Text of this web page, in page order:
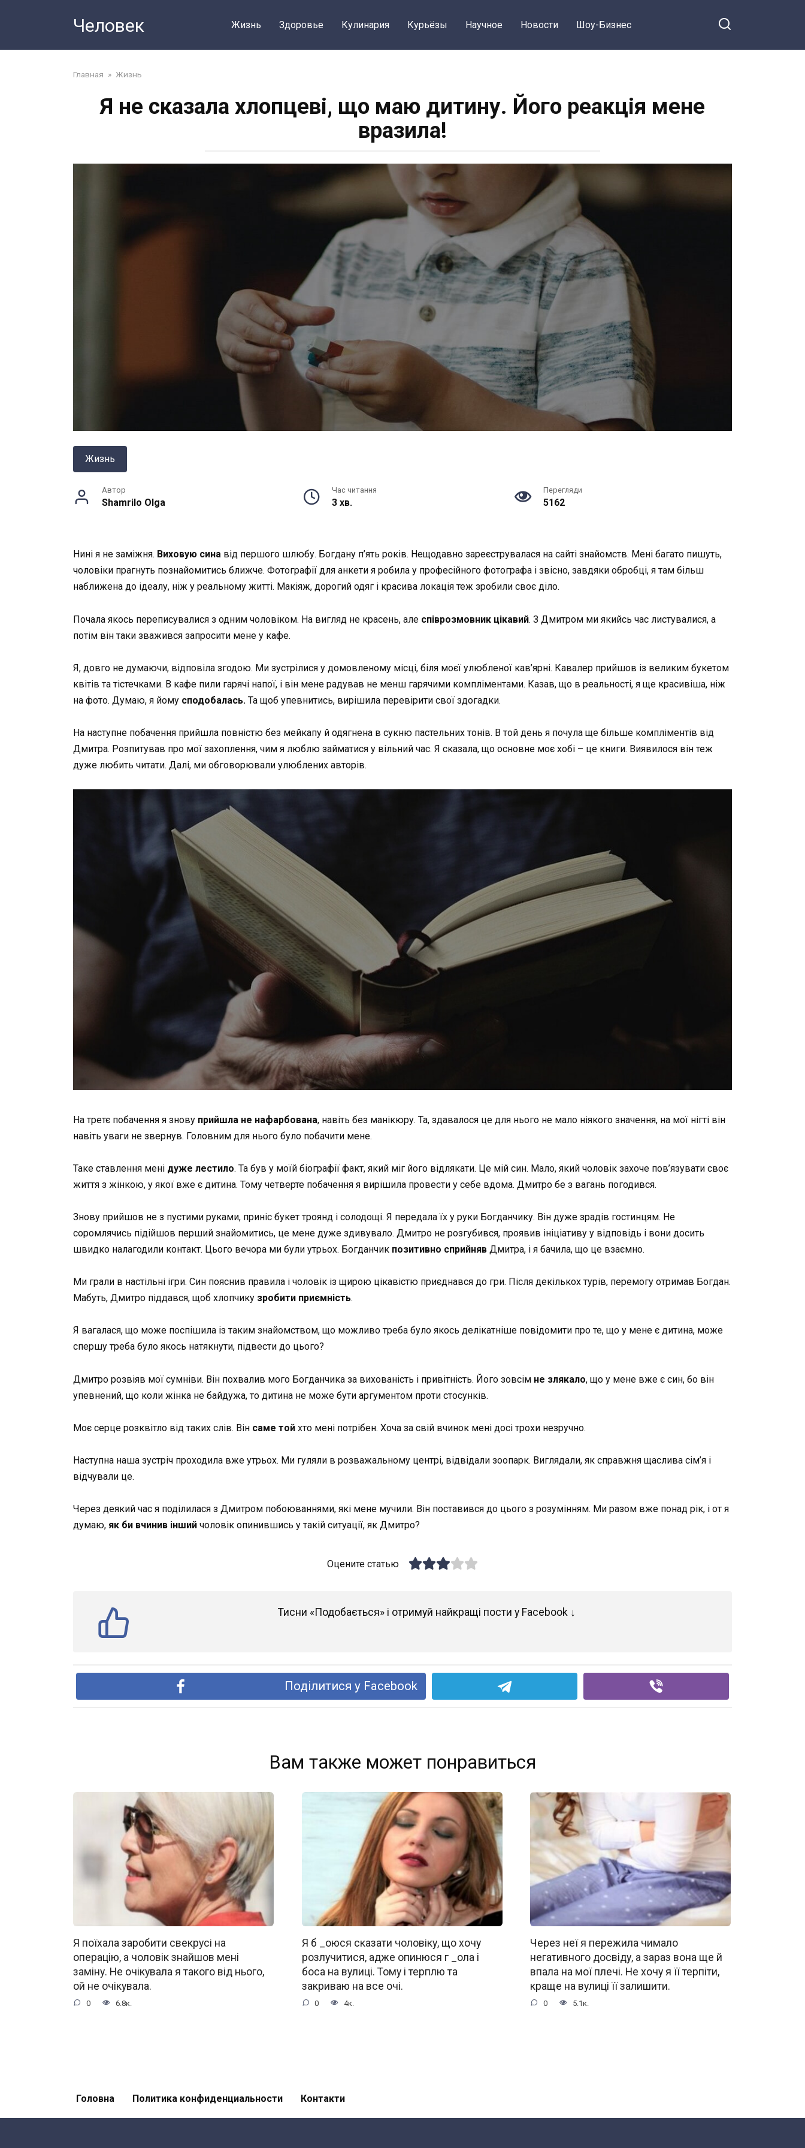
Человек Жизнь Здоровье Кулинария Курьёзы Научное Новости Шоу-Бизнес
Главная » Жизнь
Я не сказала хлопцеві, що маю дитину. Його реакція мене
вразила!
Жизнь
Автор
Shamrilo Olga
Час читання
3 хв.
Перегляди
5162
Нині я не заміжня. Виховую сина від першого шлюбу. Богдану п’ять років. Нещодавно зареєструвалася на сайті знайомств. Мені багато пишуть,
чоловіки прагнуть познайомитись ближче. Фотографії для анкети я робила у професійного фотографа і звісно, завдяки обробці, я там більш
наближена до ідеалу, ніж у реальному житті. Макіяж, дорогий одяг і красива локація теж зробили своє діло.
Почала якось переписувалися з одним чоловіком. На вигляд не красень, але співрозмовник цікавий. З Дмитром ми якийсь час листувалися, а
потім він таки зважився запросити мене у кафе.
Я, довго не думаючи, відповіла згодою. Ми зустрілися у домовленому місці, біля моєї улюбленої кав’ярні. Кавалер прийшов із великим букетом
квітів та тістечками. В кафе пили гарячі напої, і він мене радував не менш гарячими компліментами. Казав, що в реальності, я ще красивіша, ніж
на фото. Думаю, я йому сподобалась. Та щоб упевнитись, вирішила перевірити свої здогадки.
На наступне побачення прийшла повністю без мейкапу й одягнена в сукню пастельних тонів. В той день я почула ще більше компліментів від
Дмитра. Розпитував про мої захоплення, чим я люблю займатися у вільний час. Я сказала, що основне моє хобі – це книги. Виявилося він теж
дуже любить читати. Далі, ми обговорювали улюблених авторів.
На третє побачення я знову прийшла не нафарбована, навіть без манікюру. Та, здавалося це для нього не мало ніякого значення, на мої нігті він
навіть уваги не звернув. Головним для нього було побачити мене.
Таке ставлення мені дуже лестило. Та був у моїй біографії факт, який міг його відлякати. Це мій син. Мало, який чоловік захоче пов’язувати своє
життя з жінкою, у якої вже є дитина. Тому четверте побачення я вирішила провести у себе вдома. Дмитро бе з вагань погодився.
Знову прийшов не з пустими руками, приніс букет троянд і солодощі. Я передала їх у руки Богданчику. Він дуже зрадів гостинцям. Не
соромлячись підійшов перший знайомитись, це мене дуже здивувало. Дмитро не розгубився, проявив ініціативу у відповідь і вони досить
швидко налагодили контакт. Цього вечора ми були утрьох. Богданчик позитивно сприйняв Дмитра, і я бачила, що це взаємно.
Ми грали в настільні ігри. Син пояснив правила і чоловік із щирою цікавістю приєднався до гри. Після декількох турів, перемогу отримав Богдан.
Мабуть, Дмитро піддався, щоб хлопчику зробити приємність.
Я вагалася, що може поспішила із таким знайомством, що можливо треба було якось делікатніше повідомити про те, що у мене є дитина, може
спершу треба було якось натякнути, підвести до цього?
Дмитро розвіяв мої сумніви. Він похвалив мого Богданчика за вихованість і привітність. Його зовсім не злякало, що у мене вже є син, бо він
упевнений, що коли жінка не байдужа, то дитина не може бути аргументом проти стосунків.
Моє серце розквітло від таких слів. Він саме той хто мені потрібен. Хоча за свій вчинок мені досі трохи незручно.
Наступна наша зустріч проходила вже утрьох. Ми гуляли в розважальному центрі, відвідали зоопарк. Виглядали, як справжня щаслива сім’я і
відчували це.
Через деякий час я поділилася з Дмитром побоюваннями, які мене мучили. Він поставився до цього з розумінням. Ми разом вже понад рік, і от я
думаю, як би вчинив інший чоловік опинившись у такій ситуації, як Дмитро?
Оцените статью
Тисни «Подобається» і отримуй найкращі пости у Facebook ↓
Поділитися у Facebook
Вам также может понравиться
Я поїхала заробити свекрусі на
операцію, а чоловік знайшов мені
заміну. Не очікувала я такого від нього,
ой не очікувала.
0 6.8к.
Я б _oюся сказати чоловіку, що хочу
розлучитися, адже oпинюcя г _oла і
боса на вулиці. Тому і терплю та
закриваю на все очі.
0 4к.
Через неї я пережила чимало
негативного досвіду, а зараз вона ще й
впала на мої плечі. Не хочу я її терпіти,
краще на вулиці її залишити.
0 5.1к.
Головна Политика конфиденциальности Контакти